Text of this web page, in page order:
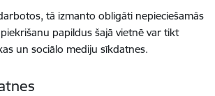
tā izmanto obligāti nepieciešamās
papildus šajā vietnē var tikt
un sociālo mediju sīkdatnes.